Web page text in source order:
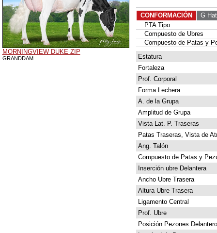
MORNINGVIEW DUKE ZIP
GRANDDAM
CONFORMACIÓN
G
PTA Tipo
Compuesto de Ubres
Compuesto de Patas y
Estatura
Fortaleza
Prof. Corporal
Forma Lechera
A. de la Grupa
Amplitud de Grupa
Vista Lat. P. Traseras
Patas Traseras, Vista de
Ang. Talón
Compuesto de Patas y
Inserción ubre Delantera
Ancho Ubre Trasera
Altura Ubre Trasera
Ligamento Central
Prof. Ubre
Posición Pezones